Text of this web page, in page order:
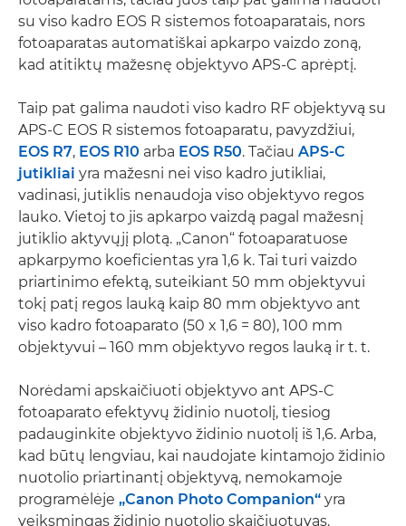
su viso kadro EOS R sistemos fotoaparatais, nors
fotoaparatas automatiškai apkarpo vaizdo zoną,
kad atitiktų mažesnę objektyvo APS-C aprėptį.
Taip pat galima naudoti viso kadro RF objektyvą su
APS-C EOS R sistemos fotoaparatu, pavyzdžiui,
EOS R7, EOS R10 arba EOS R50. Tačiau APS-C
jutikliai yra mažesni nei viso kadro jutikliai,
vadinasi, jutiklis nenaudoja viso objektyvo regos
lauko. Vietoj to jis apkarpo vaizdą pagal mažesnį
jutiklio aktyvųjį plotą. „Canon“ fotoaparatuose
apkarpymo koeficientas yra 1,6 k. Tai turi vaizdo
priartinimo efektą, suteikiant 50 mm objektyvui
tokį patį regos lauką kaip 80 mm objektyvo ant
viso kadro fotoaparato (50 x 1,6 = 80), 100 mm
objektyvui – 160 mm objektyvo regos lauką ir t. t.
Norėdami apskaičiuoti objektyvo ant APS-C
fotoaparato efektyvų židinio nuotolį, tiesiog
padauginkite objektyvo židinio nuotolį iš 1,6. Arba,
kad būtų lengviau, kai naudojate kintamojo židinio
nuotolio priartinantį objektyvą, nemokamoje
programėlėje „Canon Photo Companion“ yra
veiksmingas židinio nuotolio skaičiuotuvas.